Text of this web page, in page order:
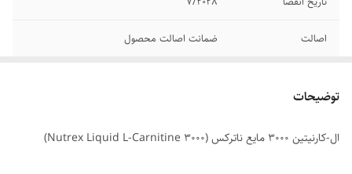
اصالت ضمانت اصالت محصول
توضیحات
ال-کارنیتین 3000 مایع ناترکس (Nutrex Liquid L-Carnitine 3000)